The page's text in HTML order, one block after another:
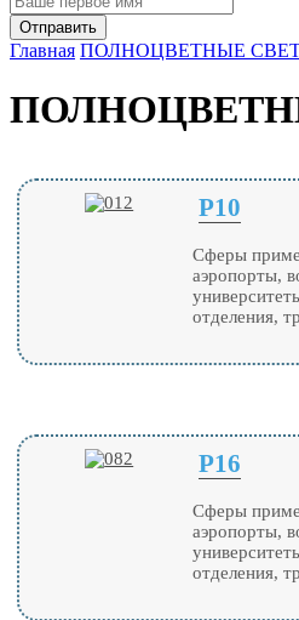
Главная ПОЛНОЦВЕТНЫЕ
P10
Сферы
аэропорты,
отделения,
P16
Сферы
аэропорты,
отделения,